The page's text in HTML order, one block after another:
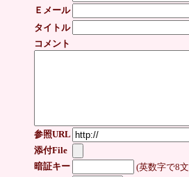
Ｅメール
タイトル
コメント
参照URL
添付File
暗証キー
(英数字で8